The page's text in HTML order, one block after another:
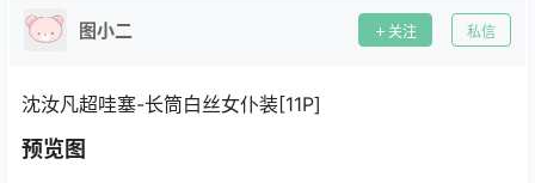
图小二 关注 私信
沈汝凡超哇塞-长筒白丝女仆装[11P]
预览图